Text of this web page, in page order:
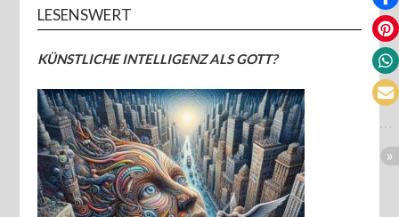
LESENSWERT
KÜNSTLICHE INTELLIGENZ ALS GOTT?